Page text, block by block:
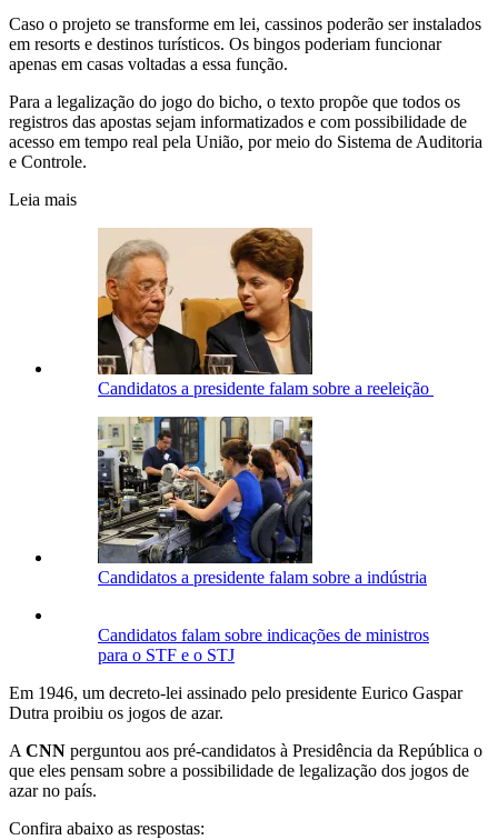
Caso o projeto se transforme em lei, cassinos poderão ser instalados
em resorts e destinos turísticos. Os bingos poderiam funcionar
apenas em casas voltadas a essa função.
Para a legalização do jogo do bicho, o texto propõe que todos os
registros das apostas sejam informatizados e com possibilidade de
acesso em tempo real pela União, por meio do Sistema de Auditoria
e Controle.
Leia mais
Candidatos a presidente falam sobre a reeleição
Candidatos a presidente falam sobre a indústria
Candidatos falam sobre indicações de ministros
para o STF e o STJ
Em 1946, um decreto-lei assinado pelo presidente Eurico Gaspar
Dutra proibiu os jogos de azar.
A CNN perguntou aos pré-candidatos à Presidência da República o
que eles pensam sobre a possibilidade de legalização dos jogos de
azar no país.
Confira abaixo as respostas: